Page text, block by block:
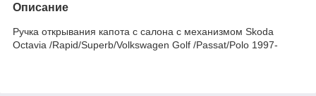
Описание
Ручка открывания капота с салона с механизмом Skoda
Octavia /Rapid/Superb/Volkswagen Golf /Passat/Polo 1997-